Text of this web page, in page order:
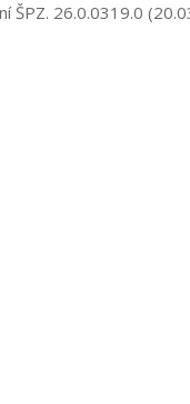
ŠPZ. 26.0.0319.0